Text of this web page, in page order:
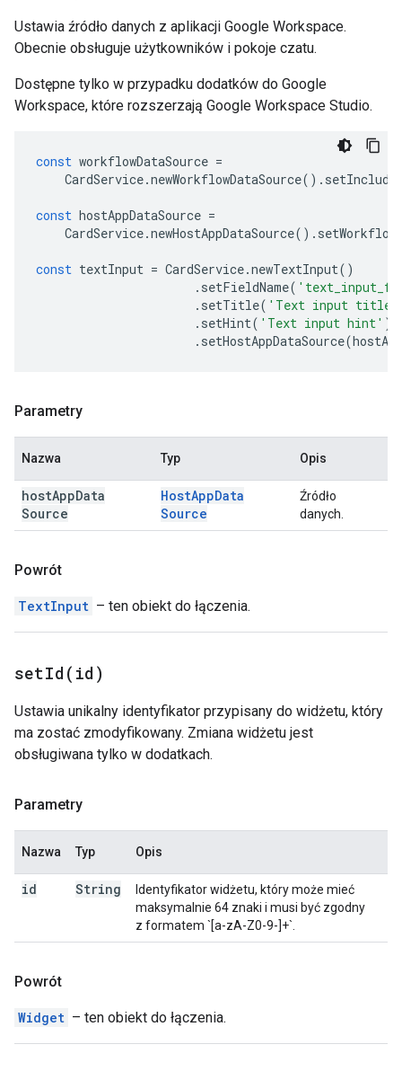
Ustawia źródło danych z aplikacji Google Workspace.
Obecnie obsługuje użytkowników i pokoje czatu.
Dostępne tylko w przypadku dodatków do Google
Workspace, które rozszerzają Google Workspace Studio.
const workflowDataSource =
CardService.newWorkflowDataSource().
const hostAppDataSource =
CardService.newHostAppDataSource().
const textInput = CardService.newTextInput()
. setFieldName(
. setTitle( 'Text input title'
. setHint( 'Text input hint' )
. setHostAppDataSource(
Parametry
Nazwa Typ Opis
hostAppData
Source
HostAppData
Source
Źródło
danych.
Powrót
TextInput – ten obiekt do łączenia.
setId( id)
Ustawia unikalny identyfikator przypisany do widżetu, który
ma zostać zmodyfikowany. Zmiana widżetu jest
obsługiwana tylko w dodatkach.
Parametry
Nazwa Typ Opis
id String
Identyfikator widżetu, który może mieć
maksymalnie 64 znaki i musi być zgodny
z formatem `[a-zA-Z0-9-]+`.
Powrót
Widget – ten obiekt do łączenia.